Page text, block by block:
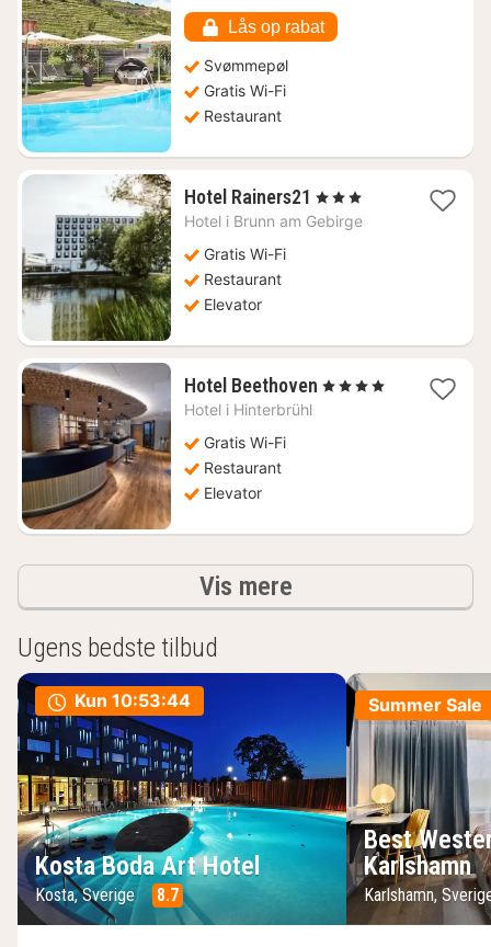
1208
kr.
Lås op rabat
Svømmepøl
Gratis Wi-Fi
Restaurant
Hotel Rainers21 1
nat
, 3 Stjerner
Hotel i Brunn am Gebirge
Gratis Wi-Fi
Restaurant
Elevator
Hotel Beethoven 1
, 4 Stjerner
Hotel i Hinterbrühl
Gratis Wi-Fi
Restaurant
Elevator
Vis mereresultater
Ugens bedste tilbud
Kun 10:53:43
Kosta Boda Art Hotel
Kosta, Sverige 8.7
Summer Sale
Best
Karlshamn
Karlshamn,